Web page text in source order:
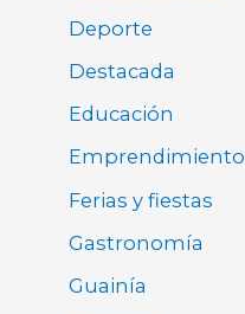
Deporte
Destacada
Educación
Emprendimiento
Ferias y fiestas
Gastronomía
Guainía